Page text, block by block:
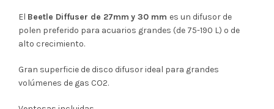
precio
original
era:
precio
es:
El Beetle Diffuser de 27mm y 30 mm es un difusor de
polen preferido para acuarios grandes (de 75-190 L) o de
alto crecimiento.
Gran superficie de disco difusor ideal para grandes
volúmenes de gas CO2.